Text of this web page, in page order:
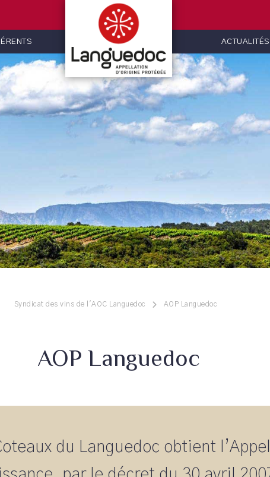
ACTUALITÉS
Syndicat des vins de l'AOC Languedoc AOP Languedoc
AOP Languedoc
du Languedoc obtient